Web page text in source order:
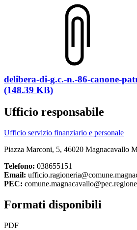
delibera-di-g.c.-n.-86-canone-
(148.39 KB)
Ufficio responsabile
Ufficio servizio finanziario e personale
Piazza Marconi, 5, 46020 Magnacavallo
Telefono: 038655151
Email:
PEC:
Formati disponibili
PDF